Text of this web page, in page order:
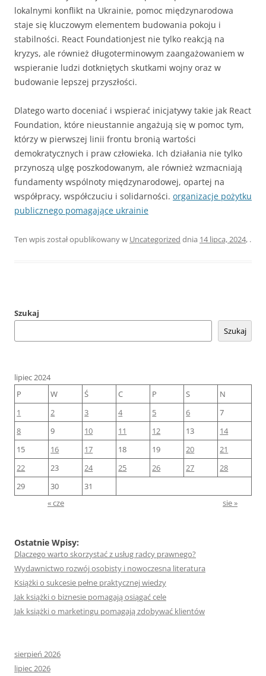
lokalnymi konflikt na Ukrainie, pomoc międzynarodowa
staje się kluczowym elementem budowania pokoju i
stabilności. React Foundationjest nie tylko reakcją na
kryzys, ale również długoterminowym zaangażowaniem w
wspieranie ludzi dotkniętych skutkami wojny oraz w
budowanie lepszej przyszłości.
Dlatego warto doceniać i wspierać inicjatywy takie jak React
Foundation, które nieustannie angażują się w pomoc tym,
którzy w pierwszej linii frontu bronią wartości
demokratycznych i praw człowieka. Ich działania nie tylko
przynoszą ulgę poszkodowanym, ale również wzmacniają
fundamenty wspólnoty międzynarodowej, opartej na
współpracy, współczuciu i solidarności. organizacje pożytku
publicznego pomagające ukrainie
Ten wpis został opublikowany w Uncategorized dnia 14 lipca, 2024, .
Szukaj
Szukaj
lipiec 2024
P
W Ś C P S
N
1
2 3 4 5 6
7
8
9 10 11 12 13
14
15
16 17 18 19 20
21
22
23 24 25 26 27
28
29
30
31
« cze
sie »
Ostatnie Wpisy:
Dlaczego warto skorzystać z usług radcy prawnego?
Wydawnictwo rozwój osobisty i nowoczesna literatura
Książki o sukcesie pełne praktycznej wiedzy
Jak książki o biznesie pomagają osiągać cele
Jak książki o marketingu pomagają zdobywać klientów
sierpień 2026
lipiec 2026